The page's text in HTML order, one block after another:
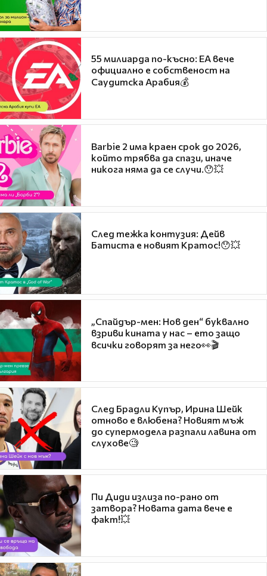
55 милиарда по-късно: EA вече
официално е собственост на
Саудитска Арабия💰
Barbie 2 има краен срок до 2026,
който трябва да спази, иначе
никога няма да се случи.😯💥
След тежка контузия: Дейв
Батиста е новият Кратос!😯💥
„Спайдър-мен: Нов ден“ буквално
взриви кината у нас – ето защо
всички говорят за него👀🎬
След Брадли Купър, Ирина Шейк
отново е влюбена? Новият мъж
до супермодела разпали лавина от
слухове🧐
Пи Диди излиза по-рано от
затвора? Новата дата вече е
факт!💥